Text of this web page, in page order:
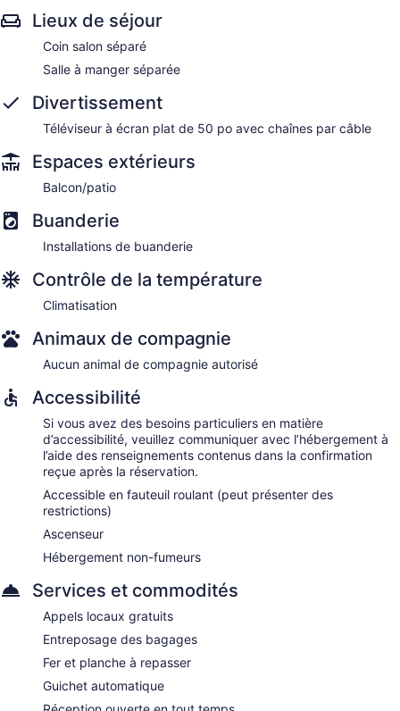
Lieux de séjour
Coin salon séparé
Salle à manger séparée
Divertissement
Téléviseur à écran plat de 50 po avec chaînes par câble
Espaces extérieurs
Balcon/patio
Buanderie
Installations de buanderie
Contrôle de la température
Climatisation
Animaux de compagnie
Aucun animal de compagnie autorisé
Accessibilité
Si vous avez des besoins particuliers en matière
d’accessibilité, veuillez communiquer avec l’hébergement à
l’aide des renseignements contenus dans la confirmation
reçue après la réservation.
Accessible en fauteuil roulant (peut présenter des
restrictions)
Ascenseur
Hébergement non-fumeurs
Services et commodités
Appels locaux gratuits
Entreposage des bagages
Fer et planche à repasser
Guichet automatique